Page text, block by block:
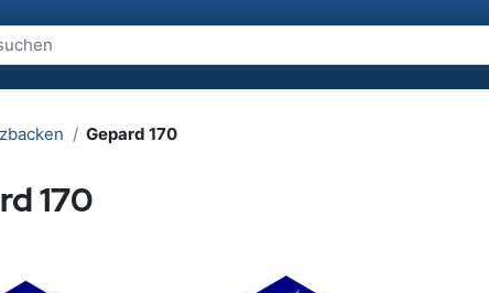
Gepard 170
170